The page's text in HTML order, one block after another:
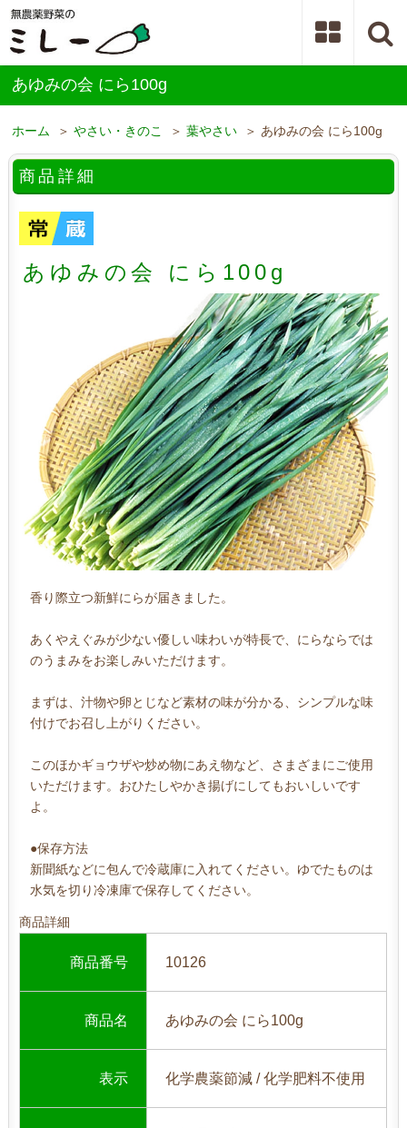
あゆみの会 にら100g
ホーム ＞やさい・きのこ ＞葉やさい ＞ あゆみの会 にら100g
商品詳細
あゆみの会 にら100g
香り際立つ新鮮にらが届きました。
あくやえぐみが少ない優しい味わいが特長で、にらならでは
のうまみをお楽しみいただけます。
まずは、汁物や卵とじなど素材の味が分かる、シンプルな味
付けでお召し上がりください。
このほかギョウザや炒め物にあえ物など、さまざまにご使用
いただけます。おひたしやかき揚げにしてもおいしいです
よ。
●保存方法
新聞紙などに包んで冷蔵庫に入れてください。ゆでたものは
水気を切り冷凍庫で保存してください。
商品詳細
商品番号 10126
商品名 あゆみの会 にら100g
表示 化学農薬節減 / 化学肥料不使用